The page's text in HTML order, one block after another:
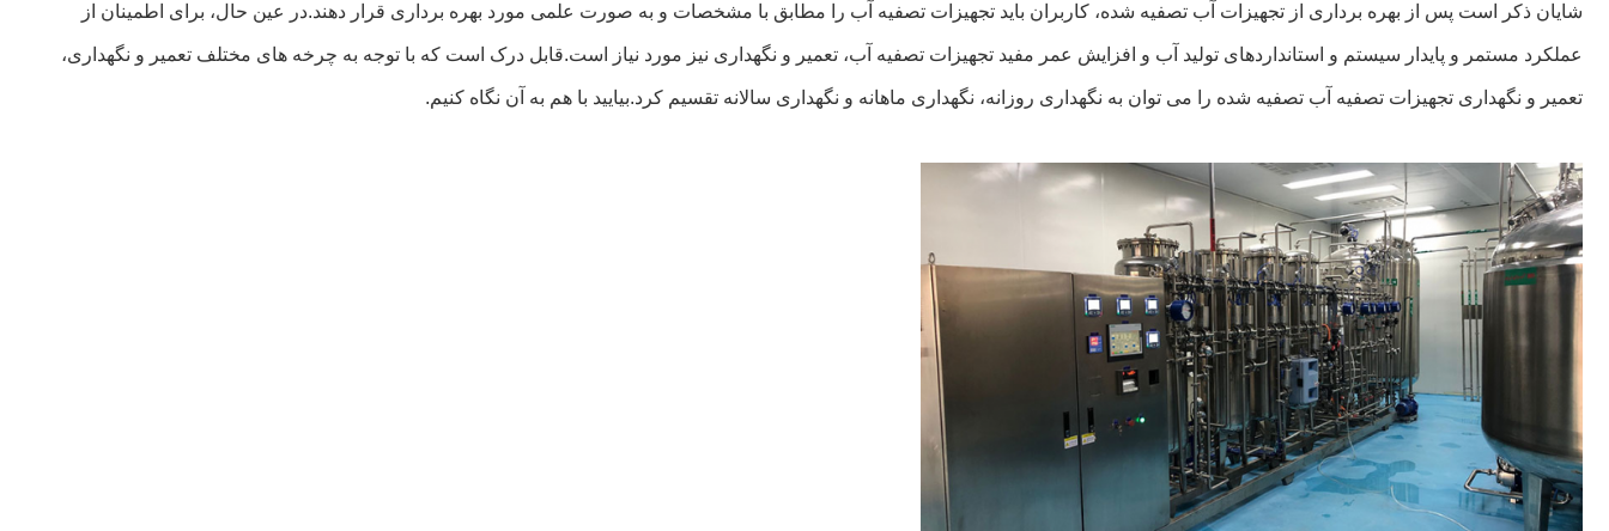
شایان ذکر است پس از بهره برداری از تجهیزات آب تصفیه شده، کاربران باید تجهیزات تصفیه آب را مطابق با مشخصات و به صورت علمی مورد بهره برداری قرار دهند.در عین حال، برای اطمینان از
عملکرد مستمر و پایدار سیستم و استانداردهای تولید آب و افزایش عمر مفید تجهیزات تصفیه آب، تعمیر و نگهداری نیز مورد نیاز است.قابل درک است که با توجه به چرخه های مختلف تعمیر و نگهداری،
تعمیر و نگهداری تجهیزات تصفیه آب تصفیه شده را می توان به نگهداری روزانه، نگهداری ماهانه و نگهداری سالانه تقسیم کرد.بیایید با هم به آن نگاه کنیم.